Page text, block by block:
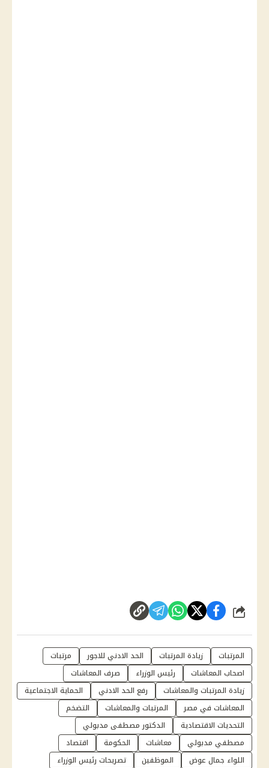
شارك
المرتبات زيادة المرتبات الحد الادني للاجور
مرتبات
اصحاب المعاشات
رئيس الوزراء
صرف المعاشات
زيادة المرتبات والمعاشات
رفع الحد الادني
الحماية الاجتماعية
المعاشات في مصر
المرتبات والمعاشات
التضخم
التحديات الاقتصادية
الدكتور مصطفى مدبولي
مصطفي مدبولي
معاشات الحكومة
اقتصاد
اللواء جمال عوض
الموظفين
تصريحات رئيس الوزراء